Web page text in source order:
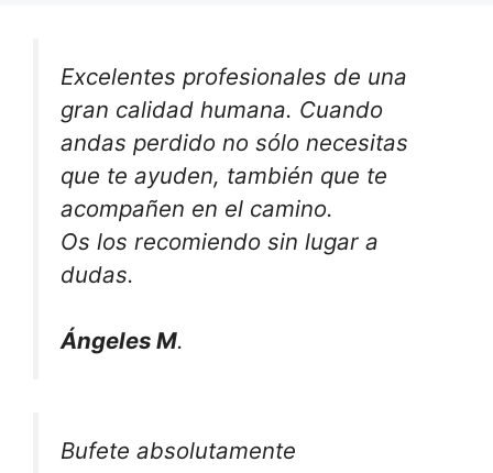
Excelentes profesionales de una
gran calidad humana. Cuando
andas perdido no sólo necesitas
que te ayuden, también que te
acompañen en el camino.
Os los recomiendo sin lugar a
dudas.
Ángeles M.
Bufete absolutamente